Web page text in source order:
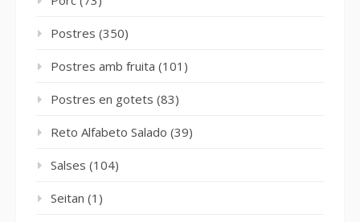
Postres (350)
Postres amb fruita (101)
Postres en gotets (83)
Reto Alfabeto Salado (39)
Salses (104)
Seitan (1)